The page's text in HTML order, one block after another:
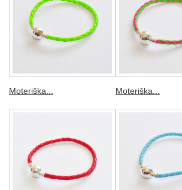
Moteriška... Moteriška...